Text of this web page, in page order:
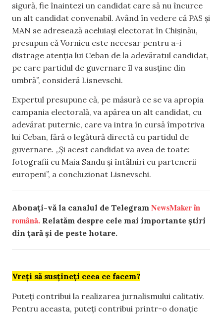
sigură, fie înaintezi un candidat care să nu încurce
un alt candidat convenabil. Având în vedere că PAS și
MAN se adresează aceluiași electorat în Chișinău,
presupun că Vornicu este necesar pentru a-i
distrage atenția lui Ceban de la adevăratul candidat,
pe care partidul de guvernare îl va susține din
umbră”, consideră Lisnevschi.
Expertul presupune că, pe măsură ce se va apropia
campania electorală, va apărea un alt candidat, cu
adevărat puternic, care va intra în cursă împotriva
lui Ceban, fără o legătură directă cu partidul de
guvernare. „Și acest candidat va avea de toate:
fotografii cu Maia Sandu și întâlniri cu partenerii
europeni”, a concluzionat Lisnevschi.
Abonați-vă la canalul de Telegram NewsMaker în
română. Relatăm despre cele mai importante știri
din țară și de peste hotare.
Vreți să susțineți ceea ce facem?
Puteți contribui la realizarea jurnalismului calitativ.
Pentru aceasta, puteți contribui printr-o donație